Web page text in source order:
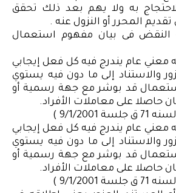
به ولا يهم بعد ذلك تحقق
المحرر أو النزول عنه .
فى بيان مفهوم استعمال
معني عام يندرج فيه كل فعل إيجابي
والاستناد إلى ما دون فيه يستوي
قد بوشر مع جهة رسمية أو
حاصلا على معاملات الأفراد.
معني عام يندرج فيه كل فعل إيجابي
والاستناد إلى ما دون فيه يستوي
قد بوشر مع جهة رسمية أو
حاصلا على معاملات الأفراد.